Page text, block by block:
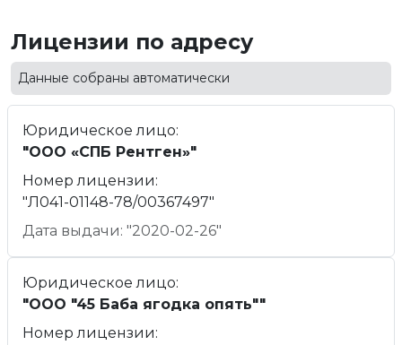
Лицензии по адресу
Данные собраны автоматически
Юридическое лицо:
"ООО «СПБ Рентген»"
Номер лицензии:
"Л041-01148-78/00367497"
Дата выдачи: "2020-02-26"
Юридическое лицо:
"ООО "45 Баба ягодка опять""
Номер лицензии: